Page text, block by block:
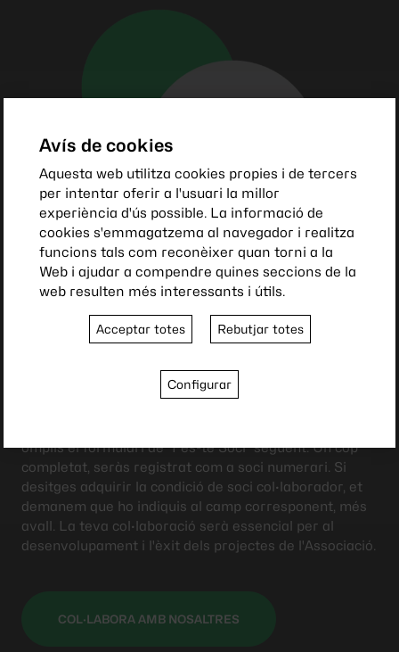
Col·laboraamb nosaltres
La nostra associació és possible gràcies a la
omplis el formulari de "Fes-te Soci" següent. Un cop
completat, seràs registrat com a soci numerari. Si
desitges adquirir la condició de soci col·laborador, et
demanem que ho indiquis al camp corresponent, més
avall. La teva col·laboració serà essencial per al
desenvolupament i l'èxit dels projectes de l'Associació.
COL·LABORA AMB NOSALTRES
Avís de cookies
Aquesta web utilitza cookies propies i de tercers
per intentar oferir a l'usuari la millor
experiència d'ús possible. La informació de
cookies s'emmagatzema al navegador i realitza
funcions tals com reconèixer quan torni a la
Web i ajudar a compendre quines seccions de la
web resulten més interessants i útils.
Acceptar totes Rebutjar totes
Configurar